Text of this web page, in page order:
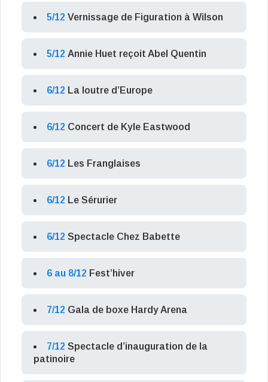
5/12 Vernissage de Figuration à Wilson
5/12 Annie Huet reçoit Abel Quentin
6/12 La loutre d’Europe
6/12 Concert de Kyle Eastwood
6/12 Les Franglaises
6/12 Le Sérurier
6/12 Spectacle Chez Babette
6 au 8/12 Fest’hiver
7/12 Gala de boxe Hardy Arena
7/12 Spectacle d’inauguration de la
patinoire